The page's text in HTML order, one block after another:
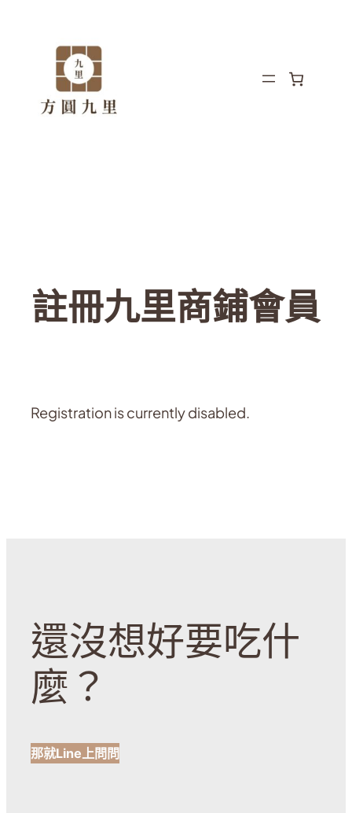
註冊九里商鋪會員
Registration is currently disabled.
還沒想好要吃什
麼？
那就Line上問問